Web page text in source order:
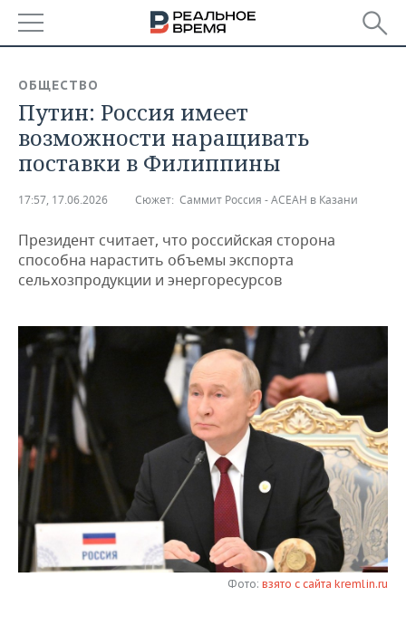
БАШКОРТОСТАН
ТАТАРСТАН
НОВОСТИ
АНАЛИТИКА
ДЕКЛАРАЦИИ О ДОХОДАХ
КОРОЛИ ГОСЗАКАЗА ПФО
КОМУ ПРИНАДЛЕЖАТ
ТОРГОВЫЕ ЦЕНТРЫ
ТАТАРСТАНА
НОВОСТИ ЭКОНОМИКИ
ФИНАНСЫ
БЮДЖЕТ
ИНВЕСТИЦИИ
ПРОМЫШЛЕННОСТЬ
НОВОСТИ
ПРОМЫШЛЕННОСТИ
АГРОПРОМ
МАШИНОСТРОЕНИЕ
НЕФТЕХИМИЯ
НЕФТЬ
ЭНЕРГЕТИКА
НЕДВИЖИМОСТЬ
НОВОСТИ АВТО
БИЗНЕС
НОВОСТИ БИЗНЕСА
РОЗНИЧНАЯ ТОРГОВЛЯ
ТРАНСПОРТ
УСЛУГИ
ТЕХНОЛОГИИ
НОВОСТИ ТЕХНОЛОГИЙ
IT
МЕДИА
ТЕЛЕКОММУНИКАЦИИ
МЕРОПРИЯТИЯ
НОВОСТИ МЕРОПРИЯТИЙ
ВЫЕЗДНАЯ РЕДАКЦИЯ
БИЗНЕС-БРАНЧИ
СПОРТ
НОВОСТИ СПОРТА
ФУТБОЛ
ОБЩЕСТВО
НОВОСТИ ОБЩЕСТВА
ФОТОГАЛЕРЕЯ
ОБЩЕСТВО
Путин: Россия имеет
возможности наращивать
поставки в Филиппины
17:57, 17.06.2026 Сюжет: Саммит Россия - АСЕАН в Казани
Президент считает, что российская сторона
способна нарастить объемы экспорта
сельхозпродукции и энергоресурсов
Фото: взято с сайта kremlin.ru